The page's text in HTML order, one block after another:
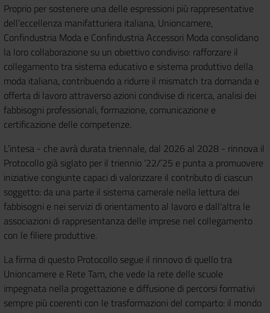
Proprio per sostenere una delle espressioni più rappresentative
dell’eccellenza manifatturiera italiana, Unioncamere,
Confindustria Moda e Confindustria Accessori Moda consolidano
la loro collaborazione su un obiettivo condiviso: rafforzare il
collegamento tra sistema educativo e sistema produttivo della
moda italiana, contribuendo a ridurre il mismatch tra domanda e
offerta di lavoro attraverso azioni condivise di ricerca, analisi dei
fabbisogni professionali, formazione, comunicazione e
certificazione delle competenze.
L’intesa - che avrà durata triennale, dal 2026 al 2028 - rinnova il
Protocollo già siglato per il triennio ‘22/’25 e punta a promuovere
iniziative congiunte capaci di valorizzare il contributo di ciascun
soggetto: da una parte il sistema camerale nella lettura dei
fabbisogni e nei servizi di orientamento al lavoro e dall’altra le
associazioni di rappresentanza delle imprese nel collegamento
con le filiere produttive.
La firma di questo Protocollo segue il rinnovo di quello tra
Unioncamere e Rete Tam, che vede la rete delle scuole
impegnata nella progettazione e diffusione di percorsi formativi
sempre più coerenti con le trasformazioni del comparto: il mondo